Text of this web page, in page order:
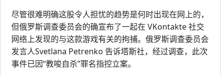
尽管很难明确这股令人担忧的趋势是何时出现在网上的，
但俄罗斯调查委员会的确宣布了一起在 VKontakte 社交
网络上发现的与这款游戏有关的拘捕。俄罗斯调查委员会
发言人Svetlana Petrenko 告诉塔斯社，经过调查，此次
事件已因“教唆自杀”罪名指控立案。